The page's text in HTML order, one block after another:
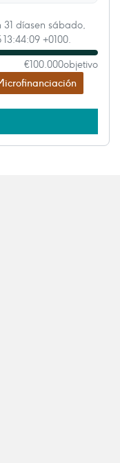
díasen sábado,
+0100.
€100.000objetivo